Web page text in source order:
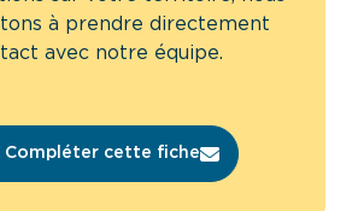
à prendre directement
avec notre équipe.
Compléter cette fiche